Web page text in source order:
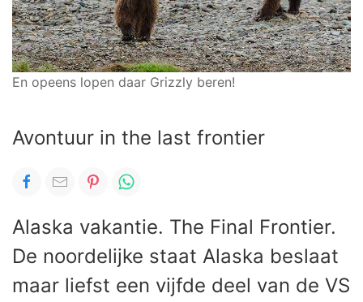
En opeens lopen daar Grizzly beren!
Avontuur in the last frontier
Alaska vakantie. The Final Frontier.
De noordelijke staat Alaska beslaat
maar liefst een vijfde deel van de VS